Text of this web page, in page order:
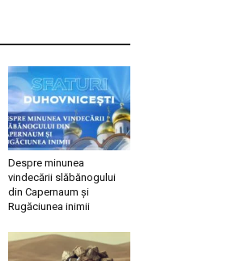
Despre minunea
vindecării slăbănogului
din Capernaum și
Rugăciunea inimii